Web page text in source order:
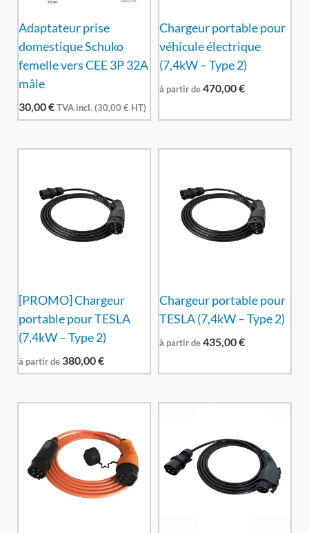
Adaptateur prise
domestique Schuko
femelle vers CEE 3P 32A
mâle
30,00€TVA incl. (30,00€ HT)
Chargeur portable pour
véhicule électrique
(7,4kW – Type 2)
à partir de470,00€
[PROMO] Chargeur
portable pour TESLA
(7,4kW – Type 2)
à partir de 380,00€
Chargeur portable pour
TESLA (7,4kW – Type 2)
à partir de435,00€